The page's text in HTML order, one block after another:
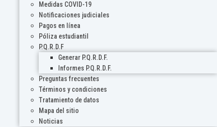
Medidas COVID-19
Notificaciones judiciales
Pagos en línea
Póliza estudiantil
P.Q.R.D.F
Generar P.Q.R.D.F.
Informes P.Q.R.D.F.
Preguntas frecuentes
Términos y condiciones
Tratamiento de datos
Mapa del sitio
Noticias